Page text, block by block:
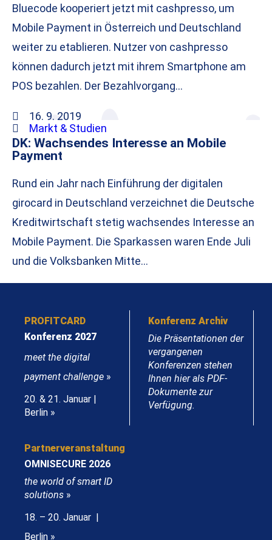
Bluecode kooperiert jetzt mit cashpresso, um
Mobile Payment in Österreich und Deutschland
weiter zu etablieren. Nutzer von cashpresso
können dadurch jetzt mit ihrem Smartphone am
POS bezahlen. Der Bezahlvorgang…
16. 9. 2019
Markt & Studien
DK: Wachsendes Interesse an Mobile
Payment
Rund ein Jahr nach Einführung der digitalen
girocard in Deutschland verzeichnet die Deutsche
Kreditwirtschaft stetig wachsendes Interesse an
Mobile Payment. Die Sparkassen waren Ende Juli
und die Volksbanken Mitte…
PROFITCARD
Konferenz 2027
meet the digital
payment challenge »
20. & 21. Januar |
Berlin »
Konferenz Archiv
Die Präsentationen der
vergangenen
Konferenzen stehen
Ihnen hier als PDF-
Dokumente zur
Verfügung.
Partnerveranstaltung
OMNISECURE 2026
the world of smart ID
solutions »
18. – 20. Januar |
Berlin »